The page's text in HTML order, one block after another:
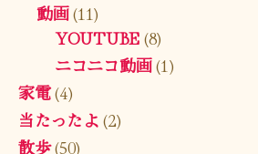
動画(11)
YOUTUBE(8)
ニコニコ動画(1)
家電(4)
当たったよ(2)
散歩(50)